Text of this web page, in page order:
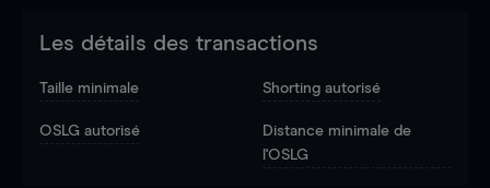
Les détails des transactions
Taille minimale Shorting autorisé
OSLG autorisé
Distance minimale de
l'OSLG